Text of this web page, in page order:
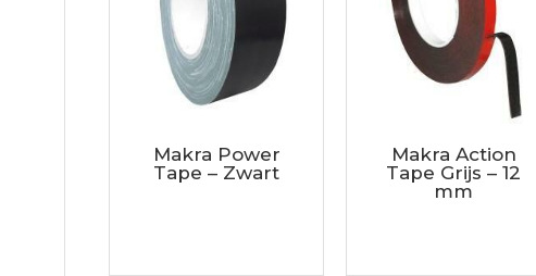
Makra Power
Tape – Zwart
Makra Action
Tape Grijs – 12
mm